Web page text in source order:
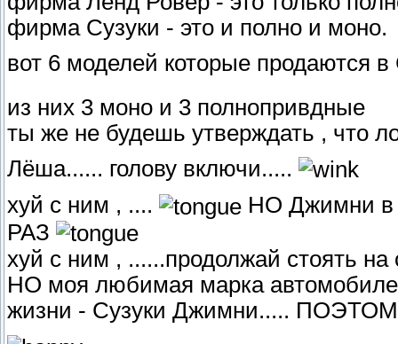
фирма Сузуки - это и полно и моно.
вот 6 моделей которые продаются
из них 3 моно и 3 полнопривдные
ты же не будешь утверждать , что
Лёша...... голову включи.....
хуй с ним , ....
НО Джимни в
РАЗ
хуй с ним , ......продолжай стоять на
НО моя любимая марка
жизни - Сузуки Джимни.....